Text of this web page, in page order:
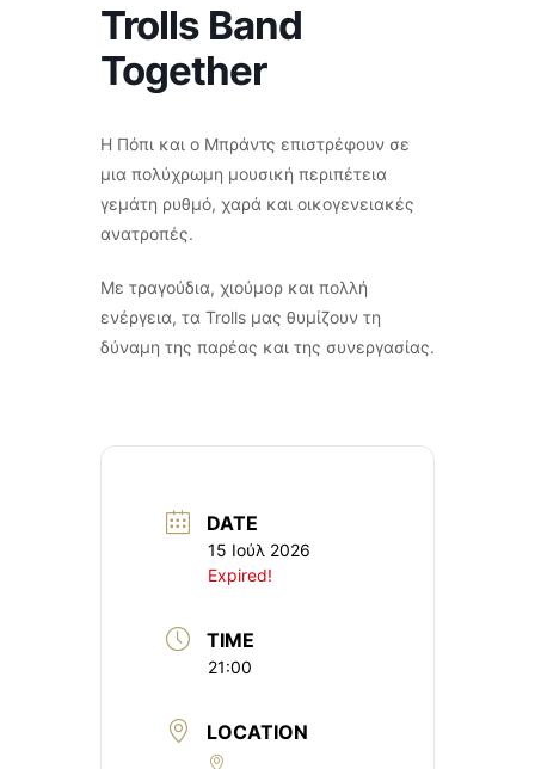
Trolls Band
Together
Η Πόπι και ο Μπράντς επιστρέφουν σε
μια πολύχρωμη μουσική περιπέτεια
γεμάτη ρυθμό, χαρά και οικογενειακές
ανατροπές.
Με τραγούδια, χιούμορ και πολλή
ενέργεια, τα Trolls μας θυμίζουν τη
δύναμη της παρέας και της συνεργασίας.
DATE
15 Ιούλ 2026
Expired!
TIME
21:00
LOCATION